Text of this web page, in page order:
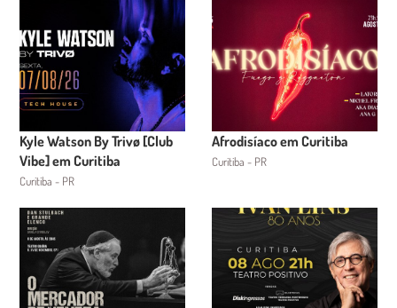
Kyle Watson By Trivø [Club
Vibe] em Curitiba
Curitiba - PR
Afrodisíaco em Curitiba
Curitiba - PR